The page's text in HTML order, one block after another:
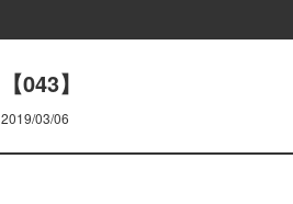
【043】
2019/03/06